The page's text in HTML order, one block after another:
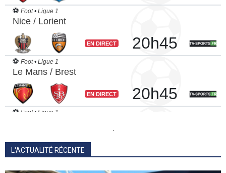
.
L'ACTUALITÉ RÉCENTE